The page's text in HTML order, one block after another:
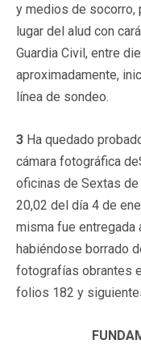
y medios de socorro,
lugar del alud con
Guardia Civil, entre
aproximadamente,
línea de sondeo.
3 Ha quedado
cámara fotográfica
oficinas de Sextas de
20,02 del día 4 de
misma fue entregada
habiéndose borrado
fotografías obrantes
folios 182 y